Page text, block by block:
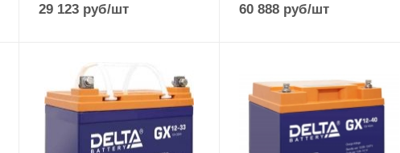
29 123 руб/шт 60 888руб/шт